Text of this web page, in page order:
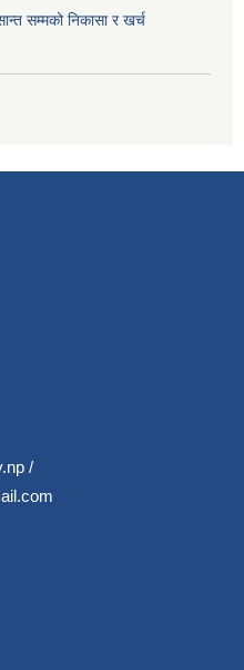
सम्मको निकासा र खर्च
/